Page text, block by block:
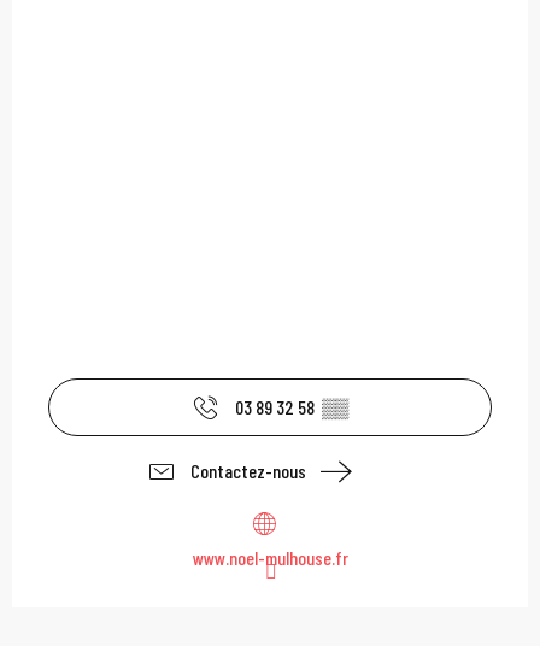
03 89 32 58 ▒▒
Contactez-nous
www.noel-mulhouse.fr